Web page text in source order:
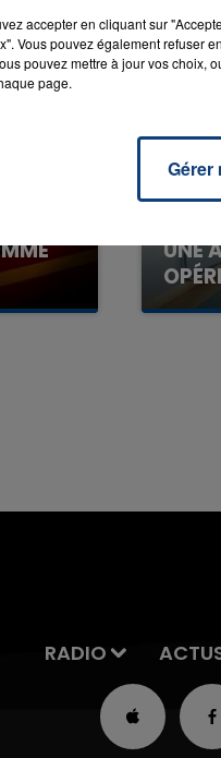
avoir
UNE
La
RADIO
accepter en cliquant sur
Vous pouvez également refuser
pouvez mettre à jour vos choix,
page.
Gérer